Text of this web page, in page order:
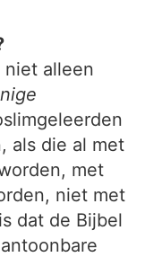
niet alleen
als die al met
met
niet met
dat de Bijbel